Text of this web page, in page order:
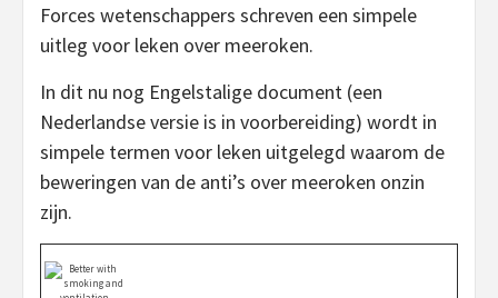
Forces wetenschappers schreven een simpele
uitleg voor leken over meeroken.
In dit nu nog Engelstalige document (een
Nederlandse versie is in voorbereiding) wordt in
simpele termen voor leken uitgelegd waarom de
beweringen van de anti’s over meeroken onzin
zijn.